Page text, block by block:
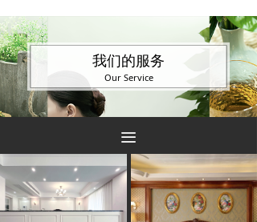
我们的服务
Our Service
끀